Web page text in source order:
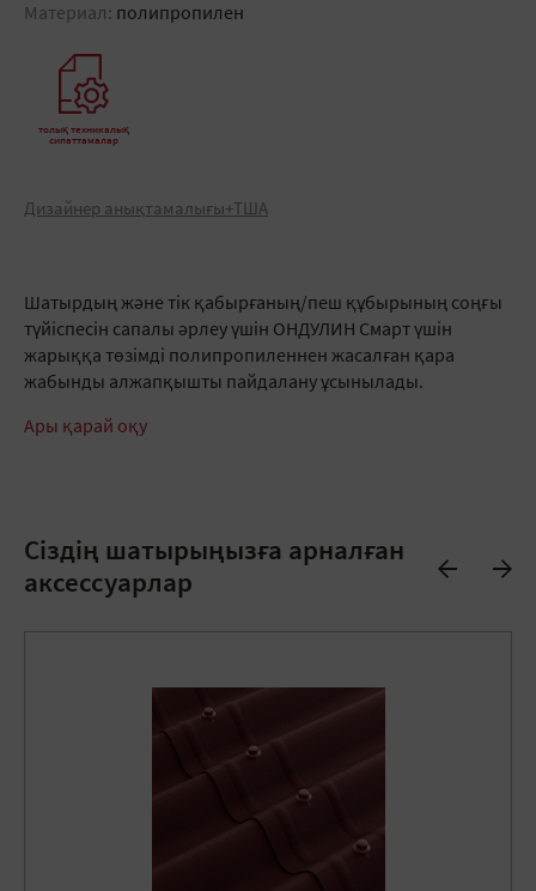
Материал: полипропилен
толық техникалық
сипаттамалар
Дизайнер анықтамалығы+ТША
Шатырдың және тік қабырғаның/пеш құбырының соңғы
түйіспесін сапалы әрлеу үшін ОНДУЛИН Смарт үшін
жарыққа төзімді полипропиленнен жасалған қара
жабынды алжапқышты пайдалану ұсынылады.
Ары қарай оқу
Сіздің шатырыңызға арналған
аксессуарлар